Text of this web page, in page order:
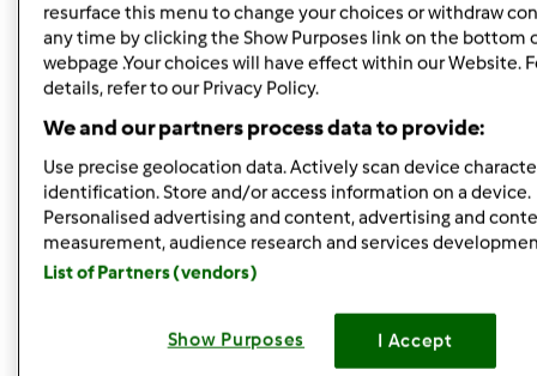
wlapappa Iscritto : 18.02.2010
Mer, 08/24/2011 - 19:02
#5
lully wrote:
oggi la mia Pappi si è comportata benissimo, guardate
che bel panone tipo tartaruga mi ha regalato:
resurface this menu to change your choices or withdraw
any time by clicking the Show Purposes link on the bottom
webpage .Your choices will have effect within our Website.
details, refer to our Privacy Policy.
We and our partners process data to provide:
Use precise geolocation data. Actively scan device
identification. Store and/or access information on a device.
Personalised advertising and content, advertising and
measurement, audience research and services
List of Partners (vendors)
Show Purposes I Accept